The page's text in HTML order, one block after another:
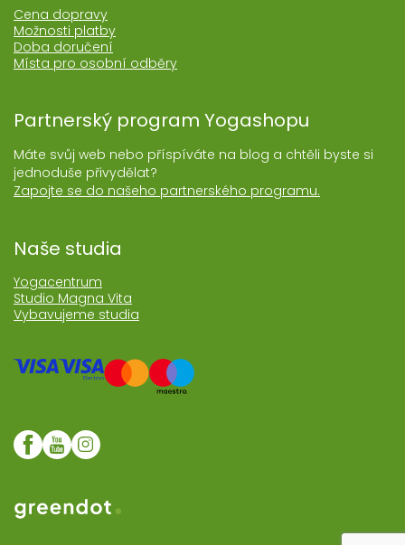
Cena dopravy
Možnosti platby
Doba doručení
Místa pro osobní odběry
Partnerský program Yogashopu
Máte svůj web nebo příspíváte na blog a chtěli byste si
jednoduše přivydělat?
Zapojte se do našeho partnerského programu.
Naše studia
Yogacentrum
Studio Magna Vita
Vybavujeme studia
Web realozoval Greendot